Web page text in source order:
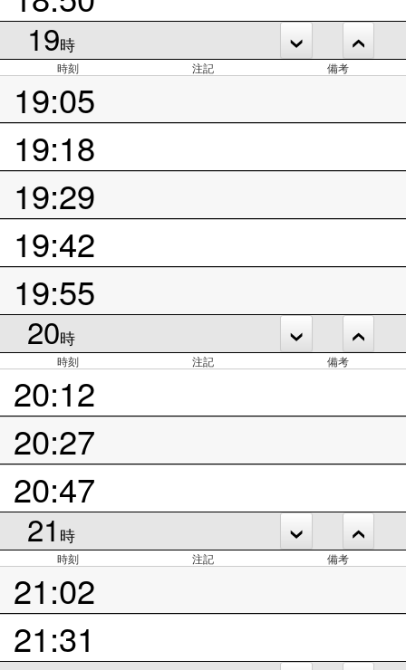
19時
時刻 注記 備考
19:05
19:18
19:29
19:42
19:55
20時
時刻 注記 備考
20:12
20:27
20:47
21 時
時刻 注記 備考
21:02
21:31